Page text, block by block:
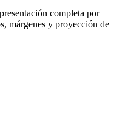
completa por
márgenes y proyección de